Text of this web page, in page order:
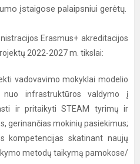
įstaigose palaipsniui gerėtų.
Erasmus+ akreditacijos
2022-2027 m. tikslai:
vadovavimo mokyklai modelio
nuo infrastruktūros valdymo į
ir pritaikyti STEAM tyrimų ir
gerinančias mokinių pasiekimus;
kompetencijas skatinant naujų
metodų taikymą pamokose/